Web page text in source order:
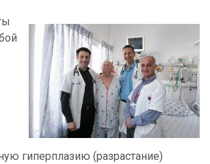
гиперплазию (разрастание)